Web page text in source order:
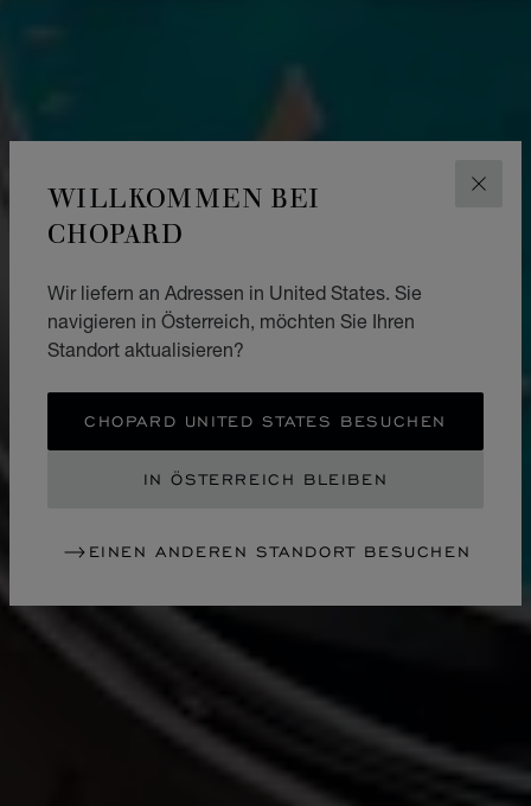
WILLKOMMEN BEI
CHOPARD
Wir liefern an Adressen in United States. Sie
navigieren in Österreich, möchten Sie Ihren
Standort aktualisieren?
CHOPARD UNITED STATES BESUCHEN
IN ÖSTERREICH BLEIBEN
EINEN ANDEREN STANDORT BESUCHEN